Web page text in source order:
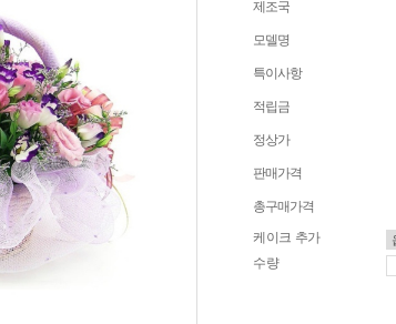
제조국
모델명
특이사항
적립금
정상가
판매가격
총구매가격
케이크 추가
수량